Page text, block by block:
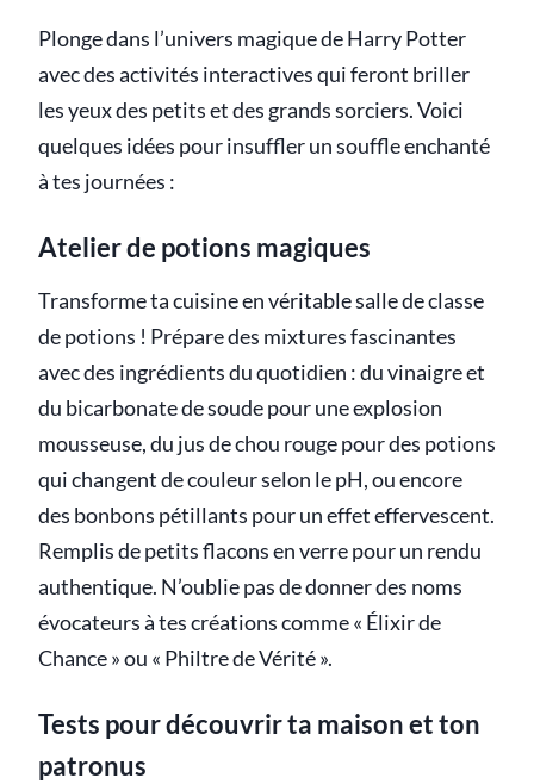
Plonge dans l’univers magique de Harry Potter
avec des activités interactives qui feront briller
les yeux des petits et des grands sorciers. Voici
quelques idées pour insuffler un souffle enchanté
à tes journées :
Atelier de potions magiques
Transforme ta cuisine en véritable salle de classe
de potions ! Prépare des mixtures fascinantes
avec des ingrédients du quotidien : du vinaigre et
du bicarbonate de soude pour une explosion
mousseuse, du jus de chou rouge pour des potions
qui changent de couleur selon le pH, ou encore
des bonbons pétillants pour un effet effervescent.
Remplis de petits flacons en verre pour un rendu
authentique. N’oublie pas de donner des noms
évocateurs à tes créations comme « Élixir de
Chance » ou « Philtre de Vérité ».
Tests pour découvrir ta maison et ton
patronus